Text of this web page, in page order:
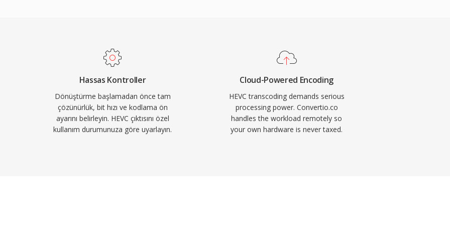
konferans ile
benimsenmiştir. Apple,
cihazları için
tüketici erişimini
teknik üstünlüğüne
yapısı AV1 gibi
yayın altyapısı ve
Hassas Kontroller
Dönüştürme başlamadan önce tam
çözünürlük, bit hızı ve kodlama ön
ayarını belirleyin. HEVC çıktısını özel
kullanım durumunuza göre uyarlayın.
Cloud-Powered Encoding
HEVC transcoding demands serious
processing power. Convertio.co
handles the workload remotely so
your own hardware is never taxed.